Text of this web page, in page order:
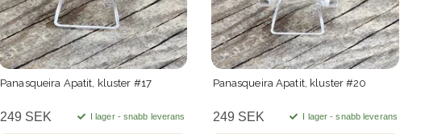
Panasqueira Apatit, kluster #17
249 SEK I lager - snabb leverans
Panasqueira Apatit, kluster #20
249 SEK I lager - snabb leverans